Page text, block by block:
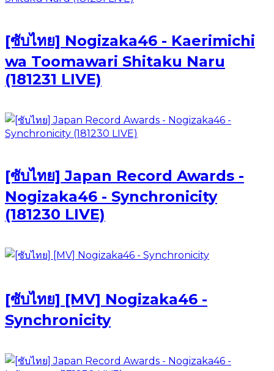
[ซับไทย] Nogizaka46 - Kaerimichi
wa Toomawari Shitaku Naru
(181231 LIVE)
[ซับไทย] Japan Record Awards -
Nogizaka46 - Synchronicity
(181230 LIVE)
[ซับไทย] [MV] Nogizaka46 -
Synchronicity